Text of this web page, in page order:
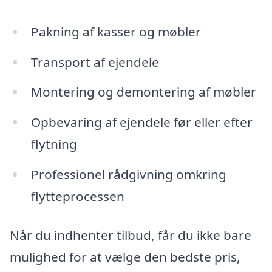
Pakning af kasser og møbler
Transport af ejendele
Montering og demontering af møbler
Opbevaring af ejendele før eller efter
flytning
Professionel rådgivning omkring
flytteprocessen
Når du indhenter tilbud, får du ikke bare
mulighed for at vælge den bedste pris,